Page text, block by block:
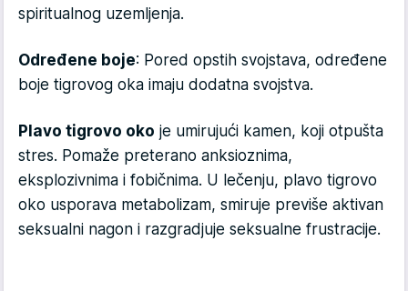
spiritualnog uzemljenja.
Određene boje: Pored opstih svojstava, određene
boje tigrovog oka imaju dodatna svojstva.
Plavo tigrovo oko je umirujući kamen, koji otpušta
stres. Pomaže preterano anksioznima,
eksplozivnima i fobičnima. U lečenju, plavo tigrovo
oko usporava metabolizam, smiruje previše aktivan
seksualni nagon i razgradjuje seksualne frustracije.